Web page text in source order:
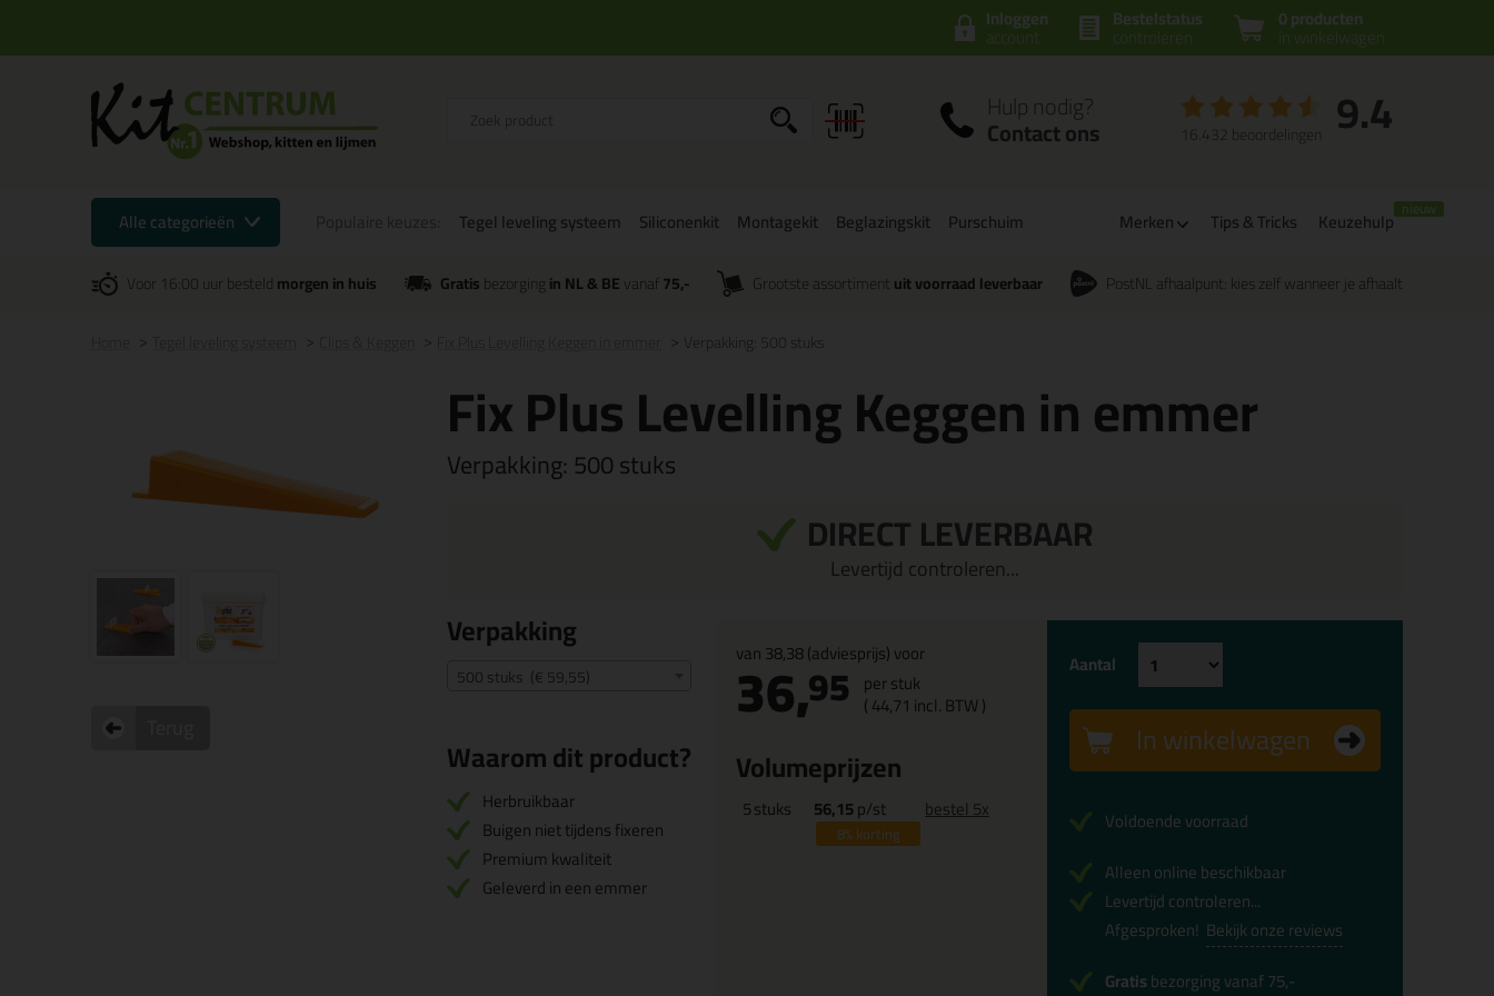
0 producten
in winkelwagen
Bestelstatus
controleren
Inloggen
account
Hulp nodig?
Contact ons 9.4
16.432 beoordelingen
Alle categorieën Tegel leveling systeem Siliconenkit Montagekit Beglazingskit Purschuim Merken Tips & Tricks Keuzehulp
Voor 16:00 uur besteldmorgen in huis Gratisbezorgingin NL & BEvanaf 75,- Grootste assortiment uit voorraad leverbaar PostNL afhaalpunt: kies zelf wanneer je afhaalt
Verpakking: 500 stuks
Fix Plus Levelling Keggen in emmer
Verpakking: 500 stuks
DIRECT LEVERBAAR
Levertijd controleren...
Verpakking
500 stuks (€ 59,55)
Waarom dit product?
Herbruikbaar
Buigen niet tijdens fixeren
Premium kwaliteit
Geleverd in een emmer
van38,38(adviesprijs) voor
36,95 per stuk
(44,71 incl. BTW )
Volumeprijzen
5stuks 56,15p/st
8%korting
bestel 5x
Aantal
In winkelwagen
Voldoende voorraad
Alleen online beschikbaar
Levertijd controleren...
Afgesproken! Bekijk onze reviews
Gratisbezorging vanaf 75,-